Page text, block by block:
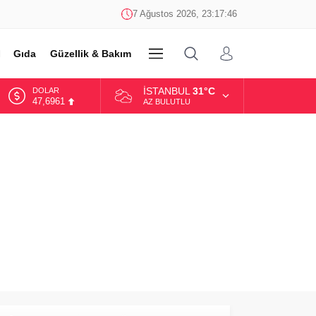
7 Ağustos 2026, 23:17:46
Gıda Güzellik & Bakım DİĞER
DOLAR
47,6961
İSTANBUL 31°C
AZ BULUTLU